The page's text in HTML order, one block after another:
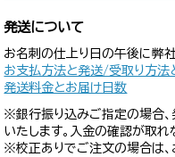
発送について
お名刺の仕上り日の午後に弊
お支払方法と発送/受取り方法
発送料金とお届け日数
※銀行振り込みご指定の場合
いたします。入金の確認が取
※校正ありでご注文の場合は